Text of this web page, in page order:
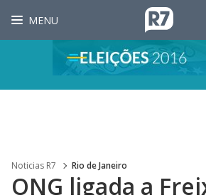
MENU
Noticias R7 Rio de Janeiro
ONG ligada a